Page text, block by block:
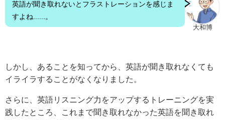
大和博
英語が聞き取れないとフラストレーションを感じま
すよね......。
しかし、あることを知ってから、英語が聞き取れなくても
イライラすることがなくなりました。
さらに、英語リスニング力をアップするトレーニングを実
践したところ、これまで聞き取れなかった英語を聞き取れ